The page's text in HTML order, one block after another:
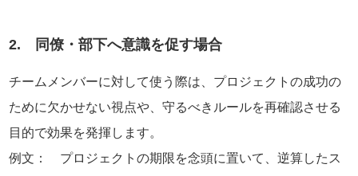
2. 同僚・部下へ意識を促す場合
チームメンバーに対して使う際は、プロジェクトの成功の
ために欠かせない視点や、守るべきルールを再確認させる
目的で効果を発揮します。
例文： プロジェクトの期限を念頭に置いて、逆算したス